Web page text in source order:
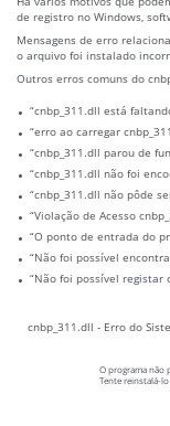
de registro no Windows,
Mensagens de erro
o arquivo foi instalado
Outros erros comuns do
“cnbp_311.dll está
“erro ao carregar
“cnbp_311.dll parou de
“cnbp_311.dll não foi
“cnbp_311.dll não pôde
“Violação de Acesso
“O ponto de entrada do
“Não foi possível
“Não foi possível registar
cnbp_311.dll - Erro do
O programa não
Tente reinstalá-